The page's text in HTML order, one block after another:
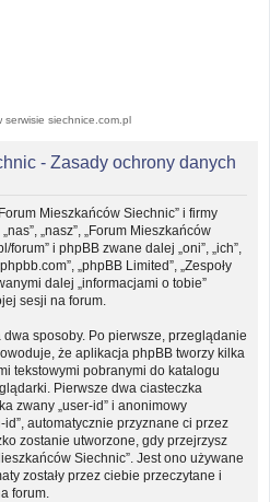
serwisie siechnice.com.pl
- Zasady ochrony danych
Mieszkańców Siechnic” i firmy
„nasz”, „Forum Mieszkańców
i phpBB zwane dalej „oni”, „ich”,
„phpBB Limited”, „Zespoły
dalej „informacjami o tobie”
sesji na forum.
sposoby. Po pierwsze, przeglądanie
że aplikacja phpBB tworzy kilka
tekstowymi pobranymi do katalogu
Pierwsze dwa ciasteczka
zwany „user-id” i anonimowy
automatycznie przyznane ci przez
zostanie utworzone, gdy przejrzysz
Siechnic”. Jest ono używane
zostały przez ciebie przeczytane i
forum.